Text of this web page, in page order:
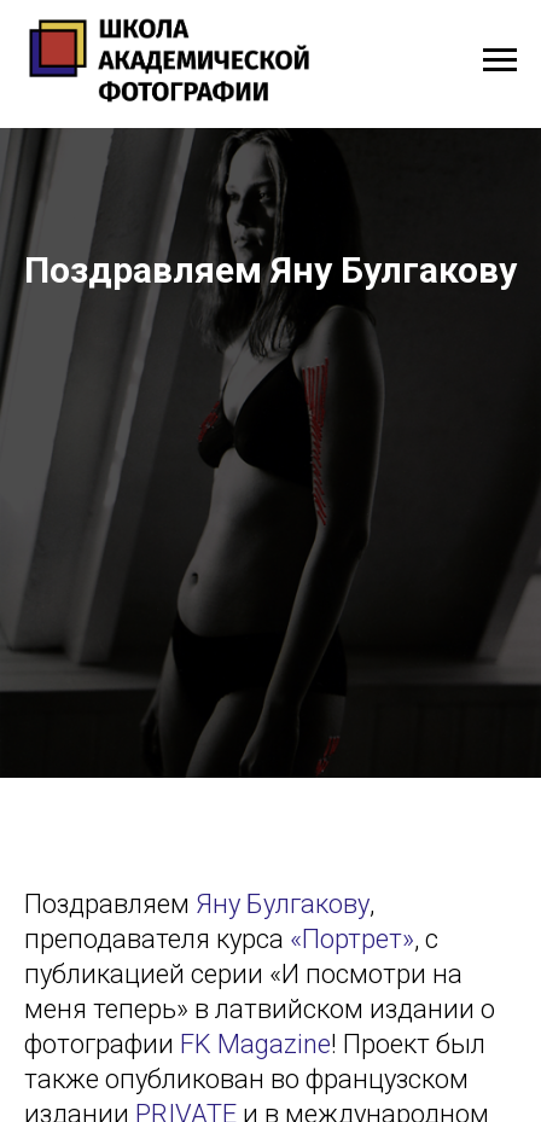
Поздравляем Яну Булгакову
Поздравляем Яну Булгакову,
преподавателя курса «Портрет», с
публикацией серии «И посмотри на
меня теперь» в латвийском издании о
фотографии FK Magazine! Проект был
также опубликован во французском
издании PRIVATE и в международном